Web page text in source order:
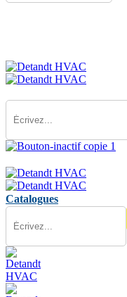
Catalogues